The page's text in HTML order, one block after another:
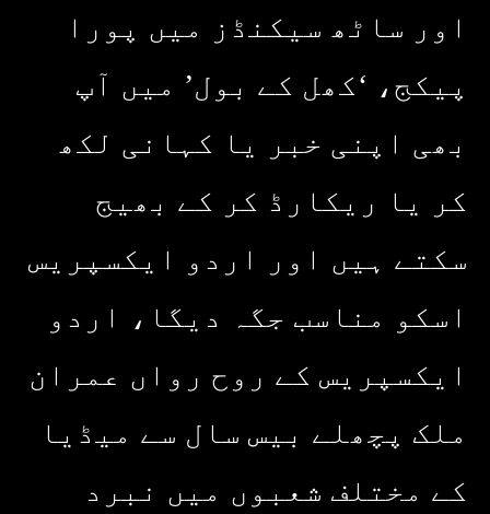
اور ساٹھ سیکنڈز میں پورا
پیکج، ‘کھل کے بول’ میں آپ
بھی اپنی خبر یا کہانی لکھ
کر یا ریکارڈ کر کے بھیج
سکتے ہیں اور اردو ایکسپریس
اسکو مناسب جگہ دیگا، اردو
ایکسپریس کے روح رواں عمران
ملک پچھلے بیس سال سے میڈیا
کے مختلف شعبوں میں نبرد